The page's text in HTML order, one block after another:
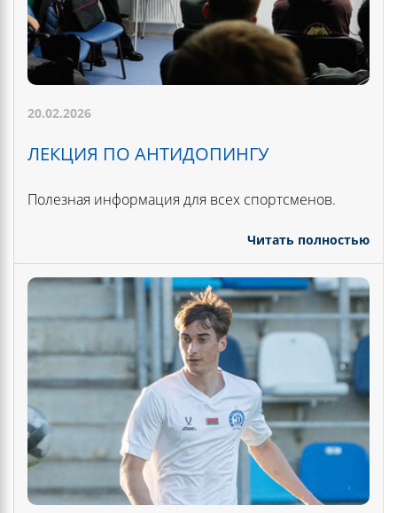
20.02.2026
ЛЕКЦИЯ ПО АНТИДОПИНГУ
Полезная информация для всех спортсменов.
Читать полностью